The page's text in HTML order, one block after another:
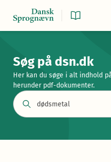
Søg på dsn.dk
Her kan du søge i alt indhold
herunder pdf-dokumenter.